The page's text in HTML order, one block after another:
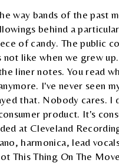
way bands of the past
behind a
of candy. The public
like when we grew
liner notes. You read
I've never seen
that. Nobody cares. I
product. It's
at Cleveland
harmonica, lead
This Thing On The